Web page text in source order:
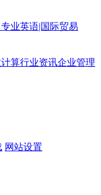
专业英语|国际贸易
算行业资讯企业管理
网站设置